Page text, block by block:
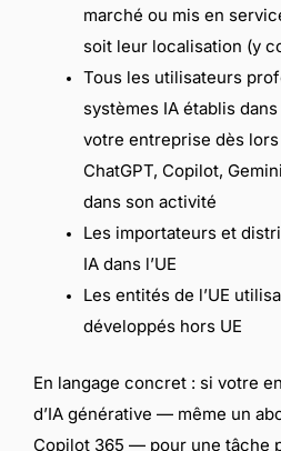
marché ou mis en
soit leur localisation (y
Tous les utilisateurs
systèmes IA établis
votre entreprise dès lors
ChatGPT, Copilot,
dans son activité
Les importateurs et
IA dans l’UE
Les entités de l’UE
développés hors UE
En langage concret : si votre
d’IA générative — même un
Copilot 365 — pour une tâche